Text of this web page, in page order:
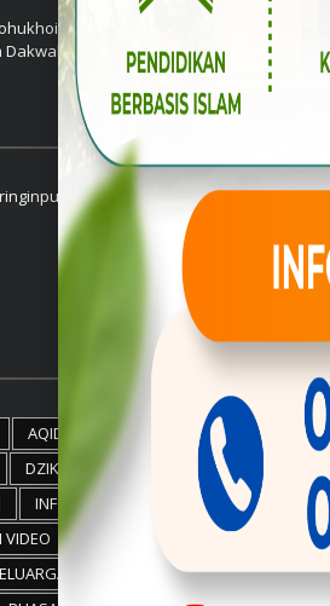
kepada Anda
Islam ini.
Borobudur
AQIDAH
ARTIKEL
DZIKIR
FATAWA
INFO PESANTREN
VIDEO